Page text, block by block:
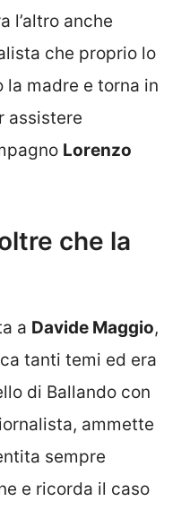
l’altro anche
che proprio lo
la madre e torna in
assistere
Lorenzo
che la
a Davide Maggio,
tanti temi ed era
di Ballando con
ammette
sempre
e ricorda il caso